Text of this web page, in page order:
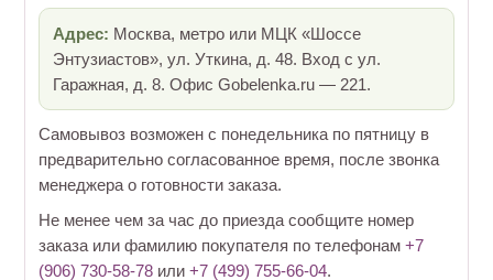
Адрес: Москва, метро или МЦК «Шоссе
Энтузиастов», ул. Уткина, д. 48. Вход с ул.
Гаражная, д. 8. Офис Gobelenka.ru — 221.
Самовывоз возможен с понедельника по пятницу в
предварительно согласованное время, после звонка
менеджера о готовности заказа.
Не менее чем за час до приезда сообщите номер
заказа или фамилию покупателя по телефонам +7
(906) 730-58-78 или +7 (499) 755-66-04.